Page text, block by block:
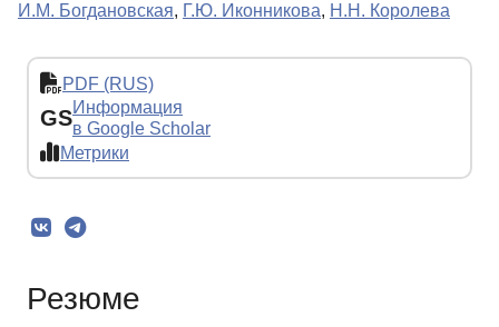
И.М. Богдановская, Г.Ю. Иконникова, Н.Н. Королева
PDF (RUS)
GSИнформация
в Google Scholar
Метрики
Резюме